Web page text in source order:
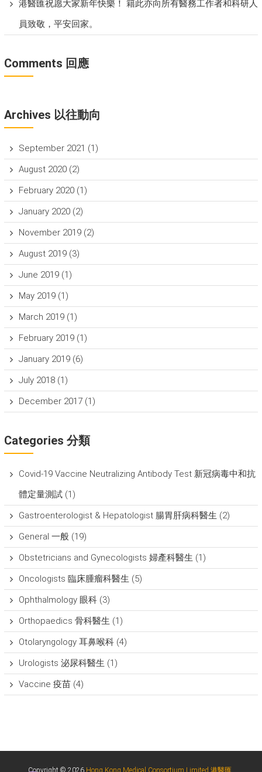
港醫匯祝愿大家新年快樂！ 籍此亦向所有醫務工作者和科研人
員致敬，平安回家。
Comments 回應
Archives 以往動向
September 2021 (1)
August 2020(2)
February 2020(1)
January 2020(2)
November 2019(2)
August 2019(3)
June 2019(1)
May 2019(1)
March 2019(1)
February 2019(1)
January 2019(6)
July 2018(1)
December 2017(1)
Categories 分類
Covid-19 Vaccine Neutralizing Antibody Test 新冠病毒中和抗
體定量測試(1)
Gastroenterologist & Hepatologist 腸胃肝病科醫生 (2)
General 一般(19)
Obstetricians and Gynecologists 婦產科醫生 (1)
Oncologists 臨床腫瘤科醫生 (5)
Ophthalmology 眼科(3)
Orthopaedics 骨科醫生 (1)
Otolaryngology 耳鼻喉科(4)
Urologists 泌尿科醫生 (1)
Vaccine 疫苗(4)
Copyright © 2026 Hong Kong Medical Consortium Limited 港醫匯